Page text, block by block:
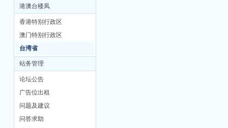
联）
港澳台楼凤
香港特别行政区
澳门特别行政区
台湾省
站务管理
论坛公告
广告位出租
问题及建议
问答求助